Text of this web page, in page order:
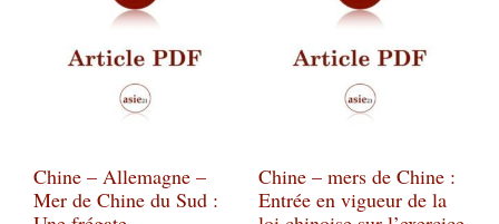
Chine – Allemagne –
Mer de Chine du Sud :
Chine – mers de Chine :
Entrée en vigueur de la